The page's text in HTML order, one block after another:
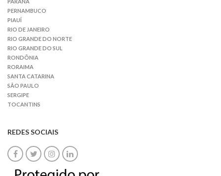
PERNAMBUCO
PIAUÍ
RIO DE JANEIRO
RIO GRANDE DO NORTE
RIO GRANDE DO SUL
RONDÔNIA
RORAIMA
SANTA CATARINA
SÃO PAULO
SERGIPE
TOCANTINS
REDES SOCIAIS